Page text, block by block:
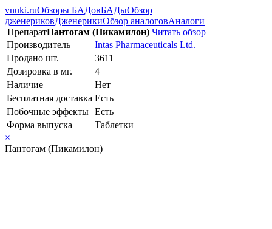
vnuki.ruОбзоры БАДовБАДыОбзор
дженериковДженерикиОбзор аналоговАналоги
ПрепаратПантогам (Пикамилон) Читать обзор
Производитель
Intas Pharmaceuticals Ltd.
Продано шт.
3611
Дозировка в мг.
4
Наличие
Нет
Бесплатная доставка Есть
Побочные эффекты Есть
Форма выпуска
Таблетки
×
Пантогам (Пикамилон)